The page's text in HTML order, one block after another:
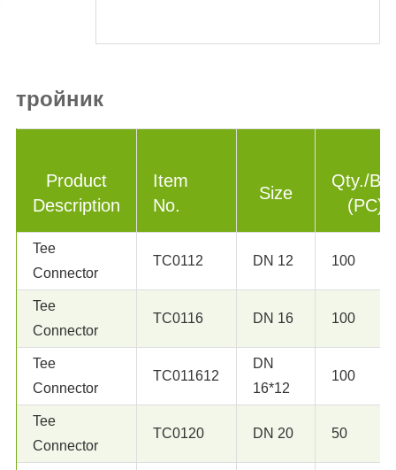
тройник
Product
Description
Item
No.
Size
Qty./
(PC)
Tee
Connector
TC0112 DN 12 100
Tee
Connector
TC0116 DN 16 100
Tee
Connector
TC011612
DN
16*12
100
Tee
Connector
TC0120 DN 20 50